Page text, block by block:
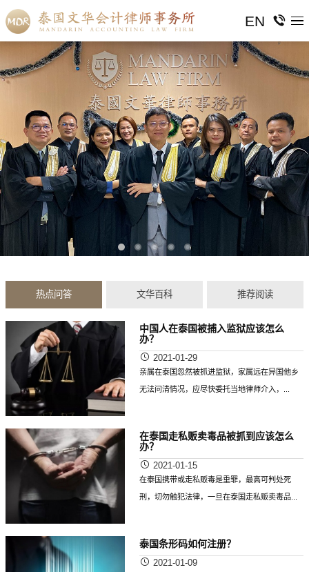
EN
热点问答 文华百科 推荐阅读
中国人在泰国被捕入监狱应该怎么
办？
2021-01-29
亲属在泰国忽然被抓进监狱，家属远在异国他乡
无法问清情况，应尽快委托当地律师介入，...
在泰国走私贩卖毒品被抓到应该怎么
办？
2021-01-15
在泰国携带或走私贩毒是重罪，最高可判处死
刑，切勿触犯法律，一旦在泰国走私贩卖毒品...
泰国条形码如何注册？
2021-01-09